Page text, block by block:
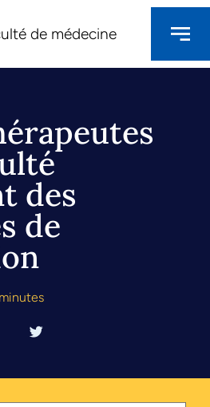
de médecine
des
de